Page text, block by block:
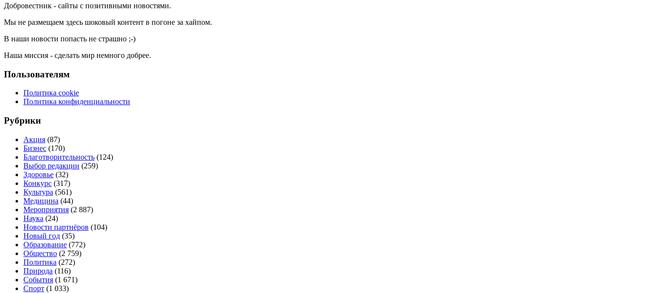
Добровестник - сайты с позитивными новостями.
Мы не размещаем здесь шоковый контент в погоне за хайпом.
В наши новости попасть не страшно ;-)
Наша миссия - сделать мир немного добрее.
Пользователям
Политика cookie
Политика конфиденциальности
Рубрики
Акция (87)
Бизнес (170)
Благотворительность (124)
Выбор редакции (259)
Здоровье (32)
Конкурс (317)
Культура (561)
Медицина (44)
Мероприятия (2 887)
Наука (24)
Новости партнёров (104)
Новый год (35)
Образование (772)
Общество (2 759)
Политика (272)
Природа (116)
События (1 671)
Спорт (1 033)